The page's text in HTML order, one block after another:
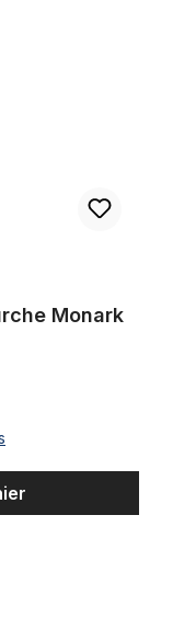
Monark